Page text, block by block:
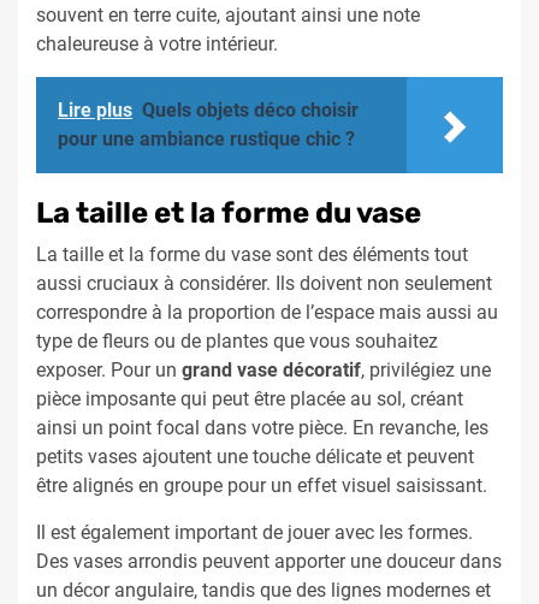
souvent en terre cuite, ajoutant ainsi une note
chaleureuse à votre intérieur.
Lire plus Quels objets déco choisir
pour une ambiance rustique chic ?
La taille et la forme du vase
La taille et la forme du vase sont des éléments tout
aussi cruciaux à considérer. Ils doivent non seulement
correspondre à la proportion de l’espace mais aussi au
type de fleurs ou de plantes que vous souhaitez
exposer. Pour un grand vase décoratif, privilégiez une
pièce imposante qui peut être placée au sol, créant
ainsi un point focal dans votre pièce. En revanche, les
petits vases ajoutent une touche délicate et peuvent
être alignés en groupe pour un effet visuel saisissant.
Il est également important de jouer avec les formes.
Des vases arrondis peuvent apporter une douceur dans
un décor angulaire, tandis que des lignes modernes et